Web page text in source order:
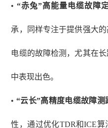
• “赤兔”高能量电缆故障
承，同样专注于提供强大
电缆的故障检测，尤其在
中表现出色。
• “云长”高精度电缆故障测
性，通过优化TDR和ICE算